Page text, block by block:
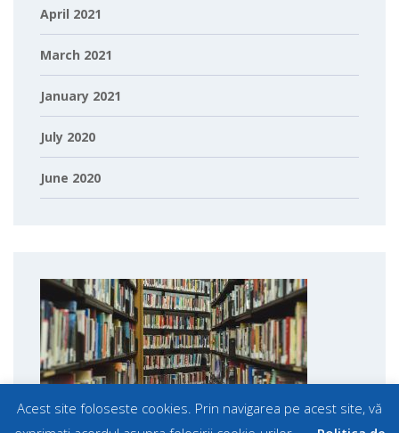
April 2021
March 2021
January 2021
July 2020
June 2020
Acest site foloseste cookies. Prin navigarea pe acest site, vă